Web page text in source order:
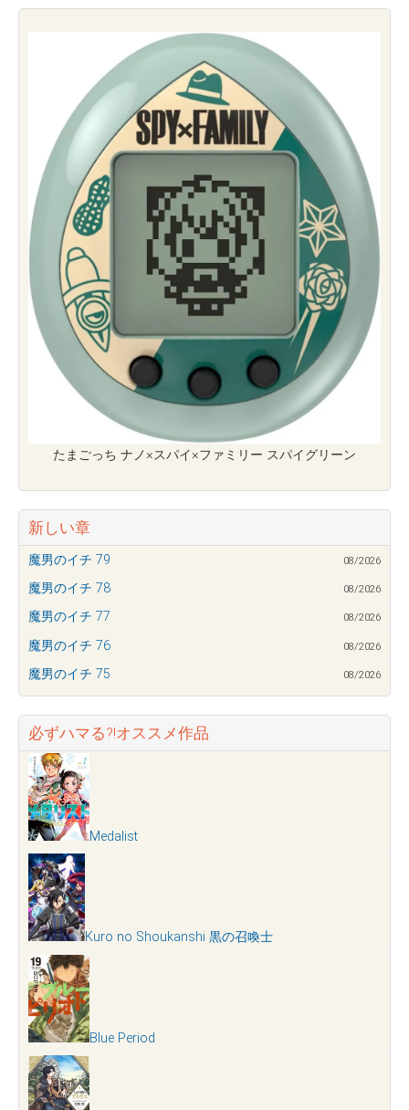
たまごっち ナノ×スパイ×ファミリー スパイグリーン
新しい章
魔男のイチ 79 08/2026
魔男のイチ 78 08/2026
魔男のイチ 77 08/2026
魔男のイチ 76 08/2026
魔男のイチ 75 08/2026
必ずハマる?!オススメ作品
Medalist
Kuro no Shoukanshi 黒の召喚士
Blue Period